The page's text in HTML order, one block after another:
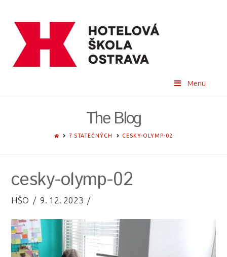
Menu
The Blog
HOME7 STATEČNÝCH CESKY-OLYMP-02
cesky-olymp-02
HŠO 9. 12. 2023